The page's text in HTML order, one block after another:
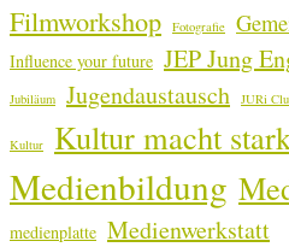
Filmworkshop Fotografie
Influence your future JEP Jung
Jubiläum Jugendaustausch JURi
Kultur Kultur macht
Medienbildung
medienplatte Medienwerkstatt